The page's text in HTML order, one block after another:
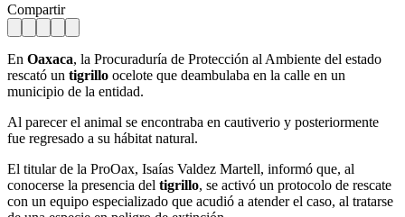
Compartir
En Oaxaca, la Procuraduría de Protección al Ambiente del estado
rescató un tigrillo ocelote que deambulaba en la calle en un
municipio de la entidad.
Al parecer el animal se encontraba en cautiverio y posteriormente
fue regresado a su hábitat natural.
El titular de la ProOax, Isaías Valdez Martell, informó que, al
conocerse la presencia del tigrillo, se activó un protocolo de rescate
con un equipo especializado que acudió a atender el caso, al tratarse